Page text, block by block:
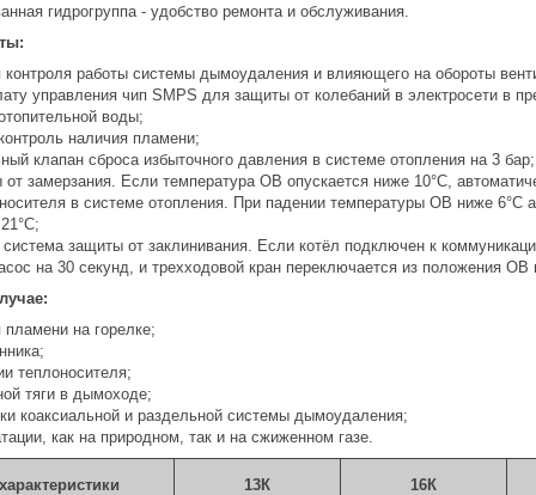
гидрогруппа - удобство ремонта и обслуживания.
контроля работы системы дымоудаления и влияющего на обороты
управления чип SMPS для защиты от колебаний в электросети в
воды;
наличия пламени;
клапан сброса избыточного давления в системе отопления на 3 бар;
замерзания. Если температура ОВ опускается ниже 10°С,
в системе отопления. При падении температуры ОВ ниже 6°С
система защиты от заклинивания. Если котёл подключен к
на 30 секунд, и трехходовой кран переключается из положения
пламени на горелке;
теплоносителя;
тяги в дымоходе;
коаксиальной и раздельной системы дымоудаления;
как на природном, так и на сжиженном газе.
13К 16К